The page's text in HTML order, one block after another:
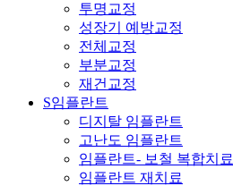
투명교정
성장기 예방교정
전체교정
부분교정
재건교정
S임플란트
디지탈 임플란트
고난도 임플란트
임플란트- 보철 복합치료
임플란트 재치료